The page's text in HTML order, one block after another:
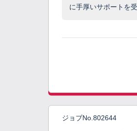
に手厚いサポートを
ジョブNo.802644